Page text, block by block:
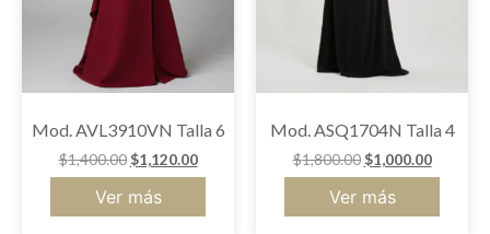
Mod. AVL3910VN Talla 6
$1,400.00 $1,120.00
Ver más
Mod. ASQ1704N Talla 4
$1,800.00 $1,000.00
Ver más